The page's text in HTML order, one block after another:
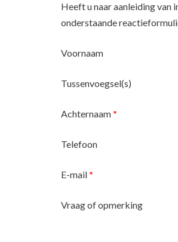
Heeft u naar aanleiding van
onderstaande
Voornaam
Tussenvoegsel(s)
Achternaam *
Telefoon
E-mail *
Vraag of opmerking